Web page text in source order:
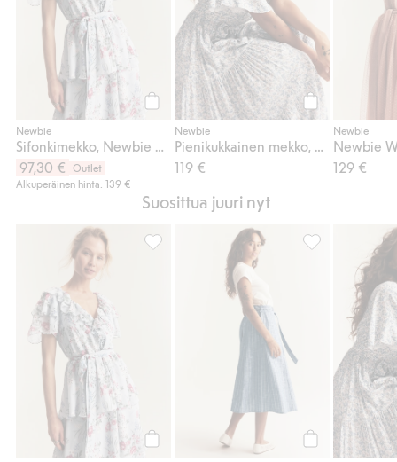
Newbie
97,30 €
Outlet
Alkuperäinen hinta: 139 €
Osta
Newbie
119 €
Newbie
129 €
Suosittua juuri nyt
Sifonkimekko, Newbie Woman, Lisää
Raidallinen